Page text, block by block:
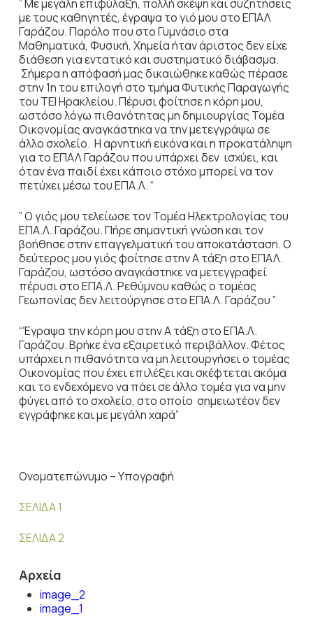
” Με μεγάλη επιφύλαξη, πολλή σκέψη και συζητήσεις
με τους καθηγητές, έγραψα το γιό μου στο ΕΠΑΛ
Γαράζου. Παρόλο που στο Γυμνάσιο στα
Μαθηματικά, Φυσική, Χημεία ήταν άριστος δεν είχε
διάθεση για εντατικό και συστηματικό διάβασμα.
Σήμερα η απόφασή μας δικαιώθηκε καθώς πέρασε
στην 1η του επιλογή στο τμήμα Φυτικής Παραγωγής
του ΤΕΙ Ηρακλείου. Πέρυσι φοίτησε η κόρη μου,
ωστόσο λόγω πιθανότητας μη δημιουργίας Τομέα
Οικονομίας αναγκάστηκα να την μετεγγράψω σε
άλλο σχολείο. Η αρνητική εικόνα και η προκατάληψη
για το ΕΠΑΛ Γαράζου που υπάρχει δεν ισχύει, και
όταν ένα παιδί έχει κάποιο στόχο μπορεί να τον
πετύχει μέσω του ΕΠΑ.Λ. “
” Ο γιός μου τελείωσε τον Τομέα Ηλεκτρολογίας του
ΕΠΑ.Λ. Γαράζου. Πήρε σημαντική γνώση και τον
βοήθησε στην επαγγελματική του αποκατάσταση. Ο
δεύτερος μου γιός φοίτησε στην Α τάξη στο ΕΠΑΛ.
Γαράζου, ωστόσο αναγκάστηκε να μετεγγραφεί
πέρυσι στο ΕΠΑ.Λ. Ρεθύμνου καθώς ο τομέας
Γεωπονίας δεν λειτούργησε στο ΕΠΑ.Λ. Γαράζου ”
“Έγραψα την κόρη μου στην Α τάξη στο ΕΠΑ.Λ.
Γαράζου. Βρήκε ένα εξαιρετικό περιβάλλον. Φέτος
υπάρχει η πιθανότητα να μη λειτουργήσει ο τομέας
Οικονομίας που έχει επιλέξει και σκέφτεται ακόμα
και το ενδεχόμενο να πάει σε άλλο τομέα για να μην
φύγει από το σχολείο, στο οποίο σημειωτέον δεν
εγγράφηκε και με μεγάλη χαρά”
Ονοματεπώνυμο – Υπογραφή
ΣΕΛΙΔΑ 1
ΣΕΛΙΔΑ 2
Αρχεία
image_2
image_1